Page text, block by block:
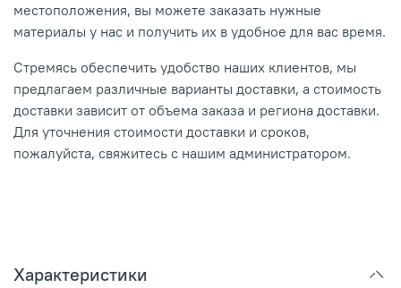
местоположения, вы можете заказать нужные
материалы у нас и получить их в удобное для вас время.
Стремясь обеспечить удобство наших клиентов, мы
предлагаем различные варианты доставки, а стоимость
доставки зависит от объема заказа и региона доставки.
Для уточнения стоимости доставки и сроков,
пожалуйста, свяжитесь с нашим администратором.
Характеристики